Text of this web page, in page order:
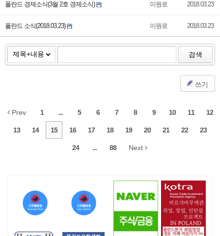
폴란드 경제소식(3월 2호 경제소식) 이원로 2018.03.23
폴란드 소식(2018.03.23) 이원로 2018.03.23
검색
쓰기
Prev 1 ... 5 6 7 8 9 10 11 12
13 14 15 16 17 18 19 20 21 22 23
24 ... 88 Next